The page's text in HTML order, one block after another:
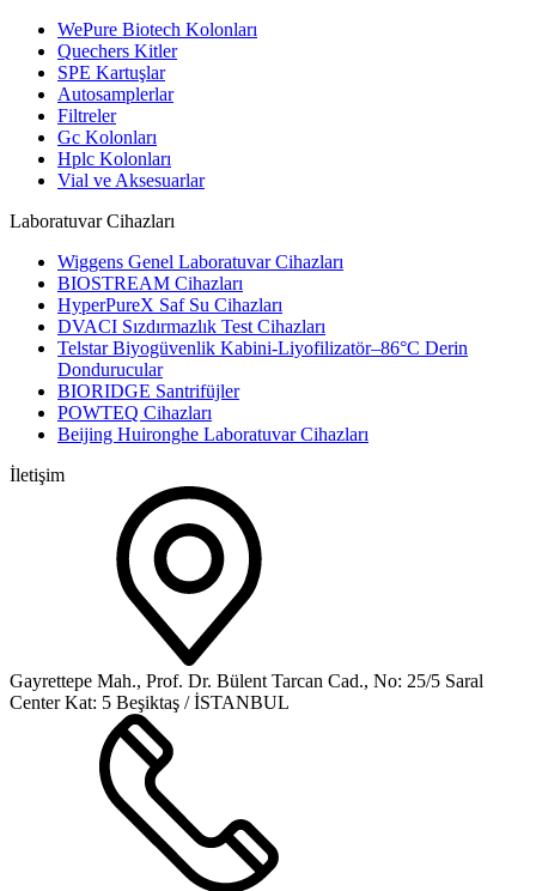
WePure Biotech Kolonları
Quechers Kitler
SPE Kartuşlar
Autosamplerlar
Filtreler
Gc Kolonları
Hplc Kolonları
Vial ve Aksesuarlar
Laboratuvar Cihazları
Wiggens Genel Laboratuvar Cihazları
BIOSTREAM Cihazları
HyperPureX Saf Su Cihazları
DVACI Sızdırmazlık Test Cihazları
Telstar Biyogüvenlik Kabini-Liyofilizatör–86°C Derin
Dondurucular
BIORIDGE Santrifüjler
POWTEQ Cihazları
Beijing Huironghe Laboratuvar Cihazları
İletişim
Gayrettepe Mah., Prof. Dr. Bülent Tarcan Cad., No: 25/5 Saral
Center Kat: 5 Beşiktaş / İSTANBUL